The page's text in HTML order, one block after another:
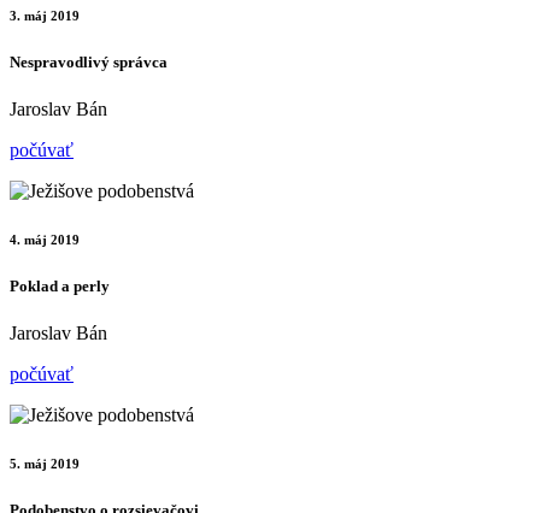
3. máj 2019
Nespravodlivý správca
Jaroslav Bán
počúvať
4. máj 2019
Poklad a perly
Jaroslav Bán
počúvať
5. máj 2019